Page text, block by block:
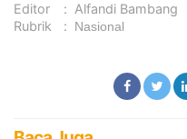
Editor
: Alfandi Bambang
Rubrik
: Nasional